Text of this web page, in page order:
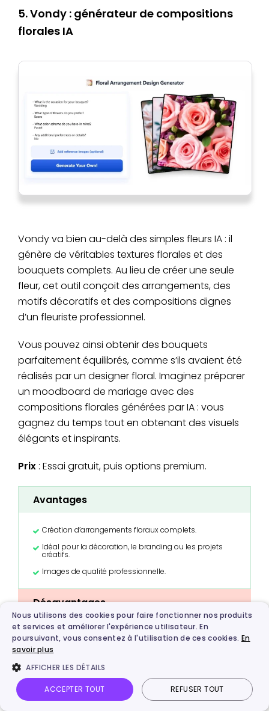
5. Vondy : générateur de compositions
florales IA
Vondy va bien au-delà des simples fleurs IA : il
génère de véritables textures florales et des
bouquets complets. Au lieu de créer une seule
fleur, cet outil conçoit des arrangements, des
motifs décoratifs et des compositions dignes
d’un fleuriste professionnel.
Vous pouvez ainsi obtenir des bouquets
parfaitement équilibrés, comme s’ils avaient été
réalisés par un designer floral. Imaginez préparer
un moodboard de mariage avec des
compositions florales générées par IA : vous
gagnez du temps tout en obtenant des visuels
élégants et inspirants.
Prix : Essai gratuit, puis options premium.
Avantages
Création d’arrangements floraux complets.
Idéal pour la décoration, le branding ou les projets
créatifs.
Images de qualité professionnelle.
Désavantages
Certaines fonctionnalités réservées aux formules
payantes.
obtenir le rendu souhaité.
Pour les mariages, projets de marque ou idées
Nous utilisons des cookies pour faire fonctionner nos produits
et services et améliorer l'expérience utilisateur. En
poursuivant, vous consentez à l'utilisation de ces cookies. En
savoir plus
AFFICHER LES DÉTAILS
ACCEPTER TOUT REFUSER TOUT